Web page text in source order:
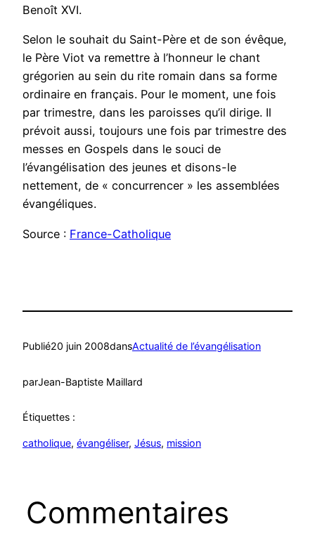
Benoît XVI.
Selon le souhait du Saint-Père et de son évêque,
le Père Viot va remettre à l’honneur le chant
grégorien au sein du rite romain dans sa forme
ordinaire en français. Pour le moment, une fois
par trimestre, dans les paroisses qu’il dirige. Il
prévoit aussi, toujours une fois par trimestre des
messes en Gospels dans le souci de
l’évangélisation des jeunes et disons-le
nettement, de « concurrencer » les assemblées
évangéliques.
Source : France-Catholique
Publié20 juin 2008dansActualité de l’évangélisation
parJean-Baptiste Maillard
Étiquettes :
catholique, évangéliser, Jésus, mission
Commentaires